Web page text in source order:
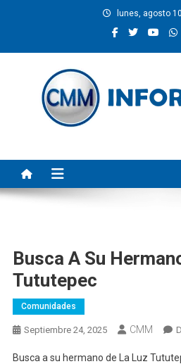
lunes, agosto
Busca A Su
Tututepec
Comunidades
Septiembre 24, 2025 CMM
Busca a su hermano de La Luz